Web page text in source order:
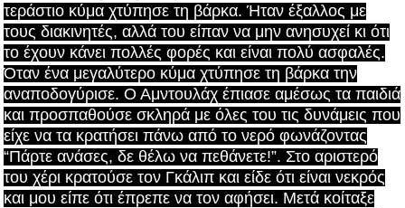
τεράστιο κύμα χτύπησε τη βάρκα. Ήταν έξαλλος με
τους διακινητές, αλλά του είπαν να μην ανησυχεί κι ότι
το έχουν κάνει πολλές φορές και είναι πολύ ασφαλές.
Όταν ένα μεγαλύτερο κύμα χτύπησε τη βάρκα την
αναποδογύρισε. Ο Αμντουλάχ έπιασε αμέσως τα παιδιά
και προσπαθούσε σκληρά με όλες του τις δυνάμεις που
είχε να τα κρατήσει πάνω από το νερό φωνάζοντας
“Πάρτε ανάσες, δε θέλω να πεθάνετε!”. Στο αριστερό
του χέρι κρατούσε τον Γκάλιπ και είδε ότι είναι νεκρός
και μου είπε ότι έπρεπε να τον αφήσει. Μετά κοίταξε